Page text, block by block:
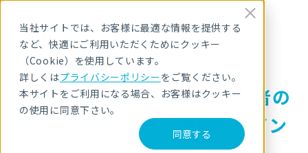
当社サイトでは、お客様に最適な情報を提供する
など、快適にご利用いただくためにクッキー
（Cookie）を使用しています。
詳しくはプライバシーポリシーをご覧ください。
本サイトをご利用になる場合、お客様はクッキー
の使用に同意下さい。
同意する
お役立ち資料ダウンロード
【解説書】セキュリティ担当者の
ためのCSPM導入・運用のポイン